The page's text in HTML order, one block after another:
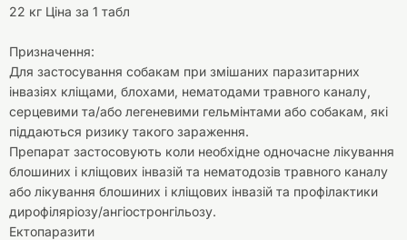
22 кг Ціна за 1 табл
Призначення:
Для застосування собакам при змішаних паразитарних
інвазіях кліщами, блохами, нематодами травного каналу,
серцевими та/або легеневими гельмінтами або собакам, які
піддаються ризику такого зараження.
Препарат застосовують коли необхідне одночасне лікування
блошиних і кліщових інвазій та нематодозів травного каналу
або лікування блошиних і кліщових інвазій та профілактики
дирофіляріозу/ангіостронгільозу.
Ектопаразити